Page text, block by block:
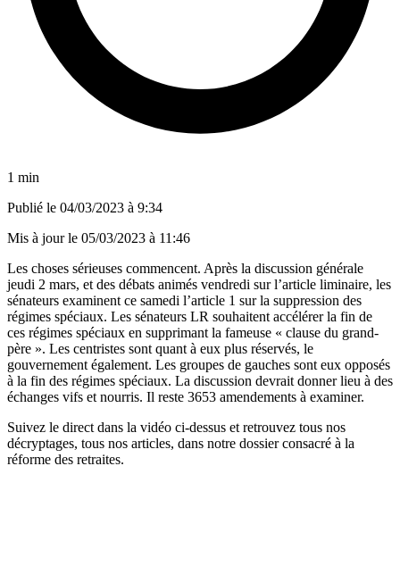
1 min
Publié le 04/03/2023 à 9:34
Mis à jour le 05/03/2023 à 11:46
Les choses sérieuses commencent. Après la discussion générale
jeudi 2 mars, et des débats animés vendredi sur l’article liminaire, les
sénateurs examinent ce samedi l’article 1 sur la suppression des
régimes spéciaux. Les sénateurs LR souhaitent accélérer la fin de
ces régimes spéciaux en supprimant la fameuse « clause du grand-
père ». Les centristes sont quant à eux plus réservés, le
gouvernement également. Les groupes de gauches sont eux opposés
à la fin des régimes spéciaux. La discussion devrait donner lieu à des
échanges vifs et nourris. Il reste 3653 amendements à examiner.
Suivez le direct dans la vidéo ci-dessus et retrouvez tous nos
décryptages, tous nos articles, dans notre dossier consacré à la
réforme des retraites.